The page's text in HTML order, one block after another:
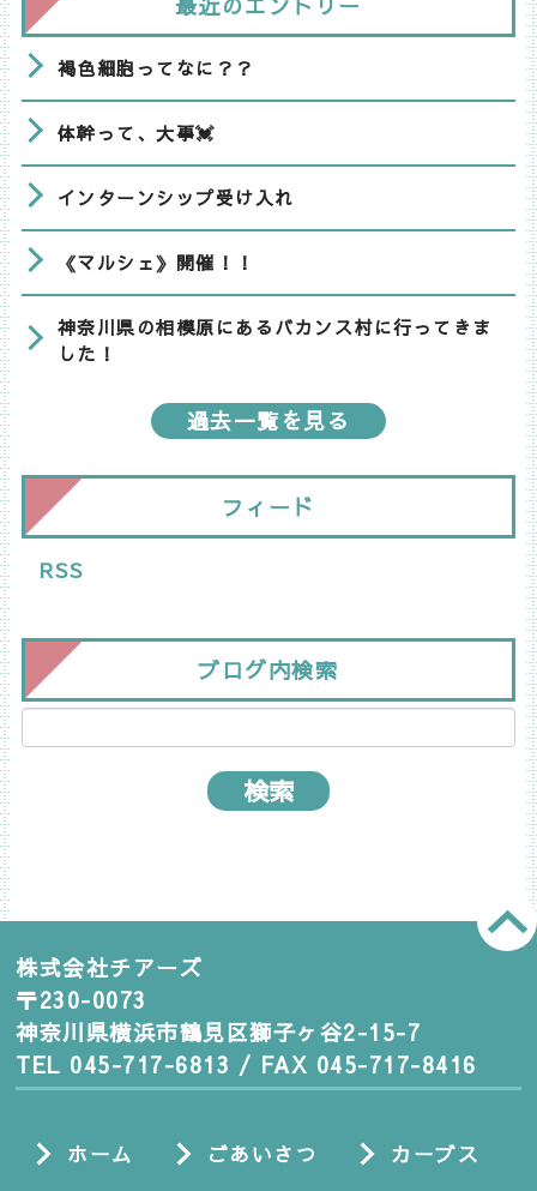
褐色細胞ってなに？？
体幹って、大事💓
インターンシップ受け入れ
《マルシェ》開催！！
神奈川県の相模原にあるバカンス村に行ってきま
した！
過去一覧を見る
フィード
RSS
ブログ内検索
株式会社チアーズ
〒230-0073
神奈川県横浜市鶴見区獅子ヶ谷2-15-7
TEL 045-717-6813 / FAX 045-717-8416
ホーム ごあいさつ カーブス